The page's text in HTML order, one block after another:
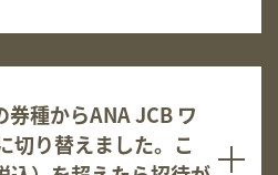
種からANA JCB ワ
切り替えました。こ